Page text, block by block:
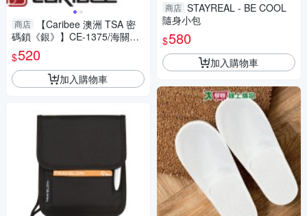
商店
【Caribee 澳洲 TSA 密
碼鎖《銀》】CE-1375/海關鎖/
防盜鎖/安全鎖/三碼鎖
$520
加入購物車
商店 STAYREAL - BE COOL
隨身小包
$580
加入購物車